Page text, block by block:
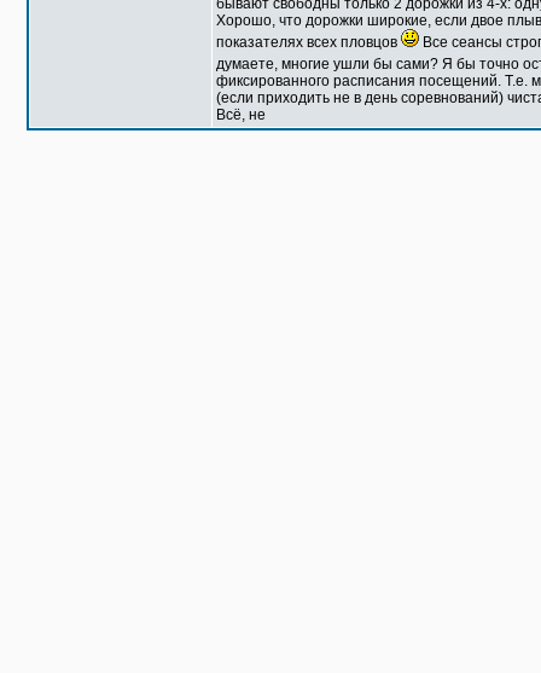
бывают свободны только 2 дорожки из 4-х:
Хорошо, что дорожки широкие, если двое
показателях всех пловцов
Все сеансы
думаете, многие ушли бы сами? Я бы точно
фиксированного расписания посещений. Т.е.
(если приходить не в день соревнований)
Всё, не